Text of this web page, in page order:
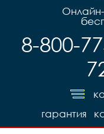
8-800-
гарантия